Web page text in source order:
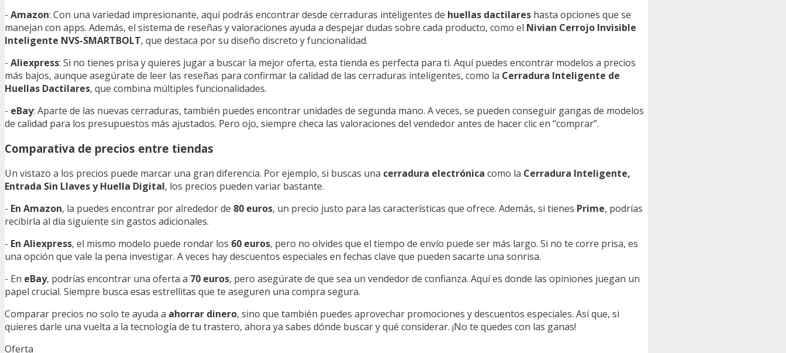
- Amazon: Con una variedad impresionante, aquí podrás encontrar desde cerraduras inteligentes de huellas dactilares hasta opciones que se
manejan con apps. Además, el sistema de reseñas y valoraciones ayuda a despejar dudas sobre cada producto, como el Nivian Cerrojo Invisible
Inteligente NVS-SMARTBOLT, que destaca por su diseño discreto y funcionalidad.
- Aliexpress: Si no tienes prisa y quieres jugar a buscar la mejor oferta, esta tienda es perfecta para ti. Aquí puedes encontrar modelos a precios
más bajos, aunque asegúrate de leer las reseñas para confirmar la calidad de las cerraduras inteligentes, como la Cerradura Inteligente de
Huellas Dactilares, que combina múltiples funcionalidades.
- eBay: Aparte de las nuevas cerraduras, también puedes encontrar unidades de segunda mano. A veces, se pueden conseguir gangas de modelos
de calidad para los presupuestos más ajustados. Pero ojo, siempre checa las valoraciones del vendedor antes de hacer clic en “comprar”.
Comparativa de precios entre tiendas
Un vistazo a los precios puede marcar una gran diferencia. Por ejemplo, si buscas una cerradura electrónica como la Cerradura Inteligente,
Entrada Sin Llaves y Huella Digital, los precios pueden variar bastante.
- En Amazon, la puedes encontrar por alrededor de 80 euros, un precio justo para las características que ofrece. Además, si tienes Prime, podrías
recibirla al día siguiente sin gastos adicionales.
- En Aliexpress, el mismo modelo puede rondar los 60 euros, pero no olvides que el tiempo de envío puede ser más largo. Si no te corre prisa, es
una opción que vale la pena investigar. A veces hay descuentos especiales en fechas clave que pueden sacarte una sonrisa.
- En eBay, podrías encontrar una oferta a 70 euros, pero asegúrate de que sea un vendedor de confianza. Aquí es donde las opiniones juegan un
papel crucial. Siempre busca esas estrellitas que te aseguren una compra segura.
Comparar precios no solo te ayuda a ahorrar dinero, sino que también puedes aprovechar promociones y descuentos especiales. Así que, si
quieres darle una vuelta a la tecnología de tu trastero, ahora ya sabes dónde buscar y qué considerar. ¡No te quedes con las ganas!
Oferta